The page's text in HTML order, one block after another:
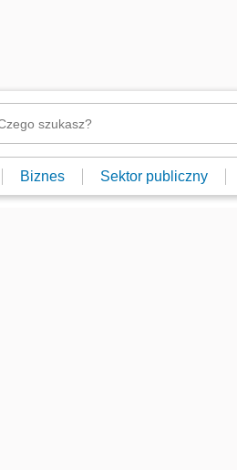
Biznes Sektor publiczny